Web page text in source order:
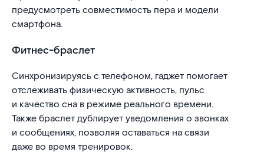
предусмотреть совместимость пера и модели
смартфона.
Фитнес-браслет
Синхронизируясь с телефоном, гаджет помогает
отслеживать физическую активность, пульс
и качество сна в режиме реального времени.
Также браслет дублирует уведомления о звонках
и сообщениях, позволяя оставаться на связи
даже во время тренировок.